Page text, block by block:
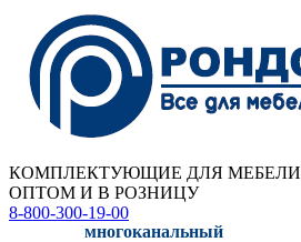
КОМПЛЕКТУЮЩИЕ ДЛЯ МЕБЕЛИ
ОПТОМ И В РОЗНИЦУ
8-800-300-19-00
многоканальный